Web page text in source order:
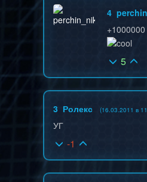
4
+1000000
5
3 Ролекс (16.03.2011 в
УГ
-1